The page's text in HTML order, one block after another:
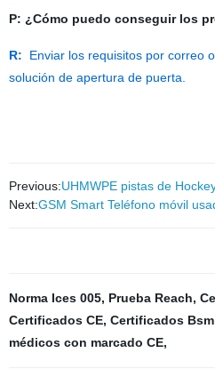
P: ¿Cómo puedo conseguir los
R: Enviar los requisitos por correo
solución de apertura de puerta.
Previous:UHMWPE pistas de
Next:GSM Smart Teléfono móvil
Norma Ices 005, Prueba Reach,
Certificados CE, Certificados
médicos con marcado CE,